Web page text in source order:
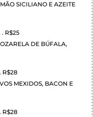
SICILIANO E AZEITE
. R$25
DE BÚFALA,
. R$28
MEXIDOS, BACON E
. R$28